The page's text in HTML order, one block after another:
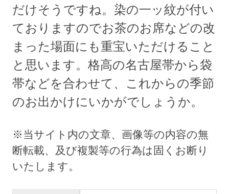
だけそうですね。染の一ッ紋が付い
ておりますのでお茶のお席などの改
まった場面にも重宝いただけること
と思います。格高の名古屋帯から袋
帯などを合わせて、これからの季節
のお出かけにいかがでしょうか。